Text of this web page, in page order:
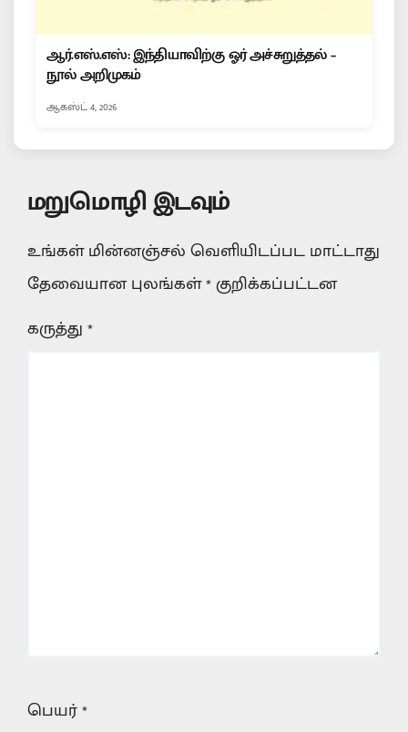
ஆர்.எஸ்.எஸ்: இந்தியாவிற்கு ஓர் அச்சுறுத்தல் –
நூல் அறிமுகம்
ஆகஸ்ட் 4, 2026
மறுமொழி இடவும்
உங்கள் மின்னஞ்சல் வெளியிடப்பட மாட்டாது
தேவையான புலங்கள்*குறிக்கப்பட்டன
கருத்து*
பெயர்*